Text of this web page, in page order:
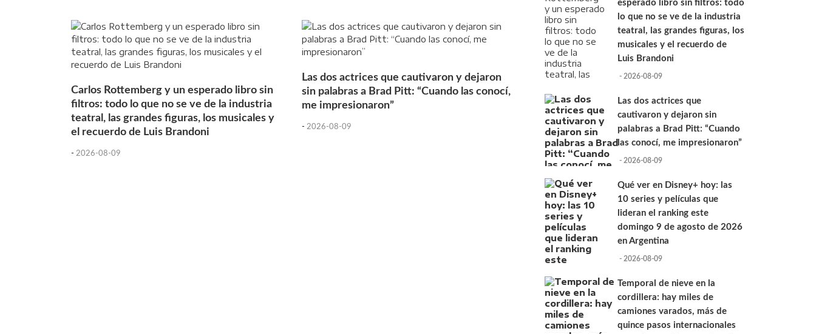
Carlos Rottemberg y un esperado libro sin
filtros: todo lo que no se ve de la industria
teatral, las grandes figuras, los musicales y
el recuerdo de Luis Brandoni
- 2026-08-09
Las dos actrices que cautivaron y dejaron
sin palabras a Brad Pitt: “Cuando las conocí,
me impresionaron”
- 2026-08-09
esperado libro sin filtros: todo
lo que no se ve de la industria
teatral, las grandes figuras, los
musicales y el recuerdo de
Luis Brandoni
- 2026-08-09
Las dos actrices que
cautivaron y dejaron sin
palabras a Brad Pitt: “Cuando
las conocí, me impresionaron”
- 2026-08-09
Qué ver en Disney+ hoy: las
10 series y películas que
lideran el ranking este
domingo 9 de agosto de 2026
en Argentina
- 2026-08-09
Temporal de nieve en la
cordillera: hay miles de
camiones varados, más de
quince pasos internacionales